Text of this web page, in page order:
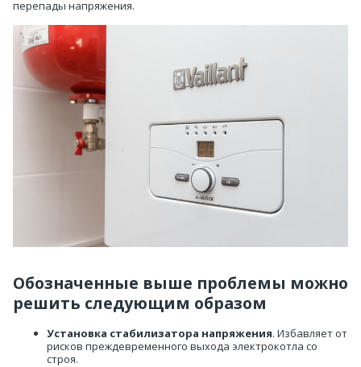
перепады напряжения.
Обозначенные выше проблемы можно
решить следующим образом
Установка стабилизатора напряжения. Избавляет от
рисков преждевременного выхода электрокотла со
строя.